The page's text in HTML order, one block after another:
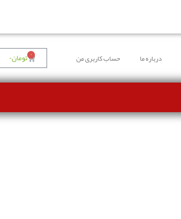
درباره ما حساب کاربری من تومان۰ ۰